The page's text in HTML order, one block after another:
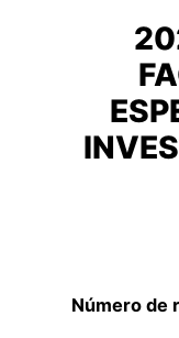
Número de